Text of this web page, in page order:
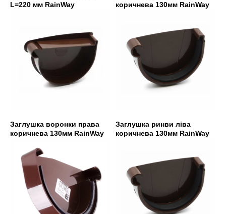
L=220 мм RainWay
коричнева 130мм RainWay
Заглушка воронки права
коричнева 130мм RainWay
Заглушка ринви ліва
коричнева 130мм RainWay